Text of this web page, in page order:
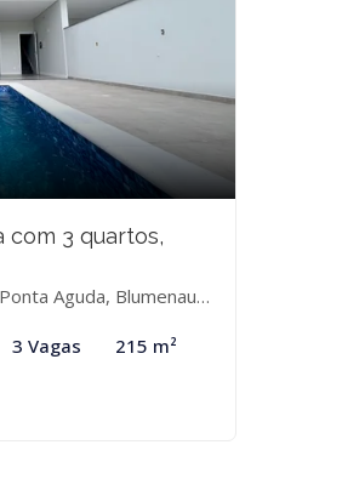
com 3 quartos,
Aguda, Blumenau-SC
3 Vagas 215 m²